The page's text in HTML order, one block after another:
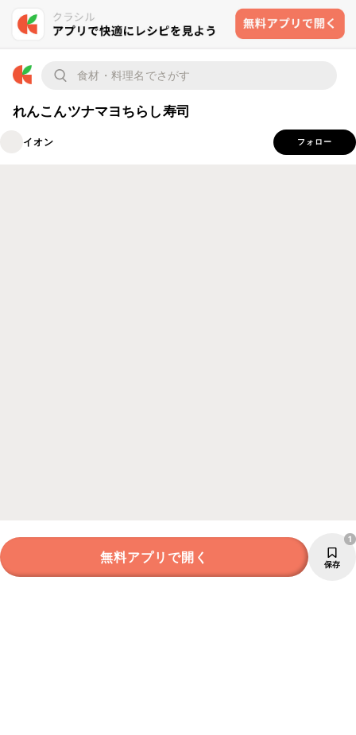
れんこんツナマヨちらし寿司
イオン フォロー
無料アプリで開く 保存
1